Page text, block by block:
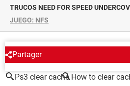
TRUCOS NEED FOR SPEED
JUEGO: NFS
Partager
ALREDEDOR DEL MISMO
Ps3 clear cache How to clear